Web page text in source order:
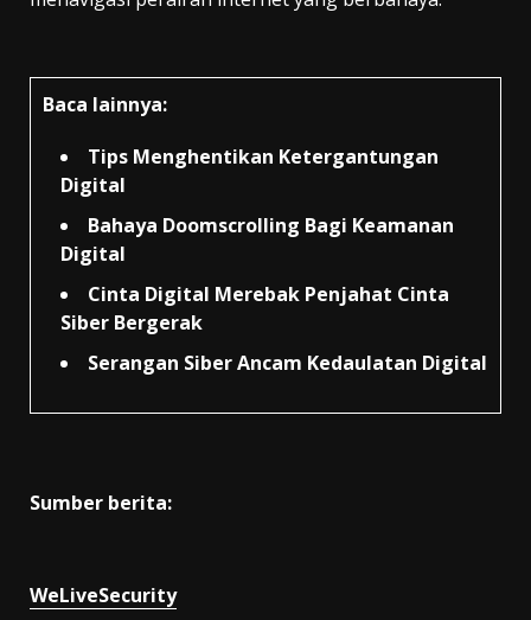
Baca lainnya:
Tips Menghentikan Ketergantungan
Digital
Bahaya Doomscrolling Bagi Keamanan
Digital
Cinta Digital Merebak Penjahat Cinta
Siber Bergerak
Serangan Siber Ancam Kedaulatan Digital
Sumber berita:
WeLiveSecurity